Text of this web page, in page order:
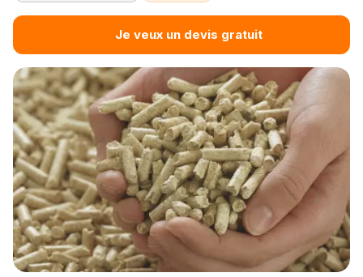
Je veux un devis gratuit